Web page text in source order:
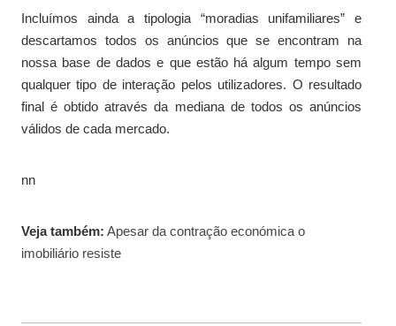
Incluímos ainda a tipologia “moradias unifamiliares” e
descartamos todos os anúncios que se encontram na
nossa base de dados e que estão há algum tempo sem
qualquer tipo de interação pelos utilizadores. O resultado
final é obtido através da mediana de todos os anúncios
válidos de cada mercado.
nn
Veja também: Apesar da contração económica o
imobiliário resiste